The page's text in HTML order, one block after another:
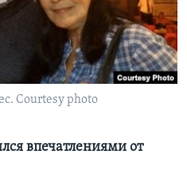
Courtesy photo
впечатлениями от